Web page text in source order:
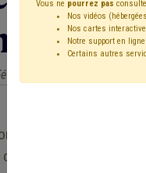
2026 - Alexandre
des Maires de
de la République.
Vous ne pourrez pas
Nos vidéos
Nos cartes
Notre support en
Certains autres